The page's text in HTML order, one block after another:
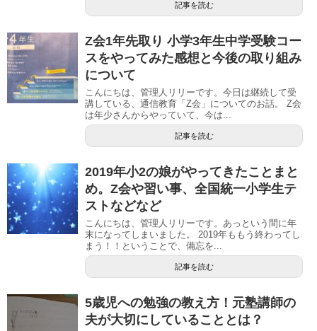
記事を読む
Z会1年先取り 小学3年生中学受験コー
スをやってみた感想と今後の取り組み
について
こんにちは、管理人リリーです。今日は継続して受
講している、通信教育「Z会」についてのお話。 Z会
は年少さんからやっていて、今は...
記事を読む
2019年小2の娘がやってきたことまと
め。Z会や習い事、全国統一小学生テ
ストなどなど
こんにちは、管理人リリーです。あっという間に年
末になってしまいました。 2019年ももう終わってし
まう！！ということで、備忘を...
記事を読む
5歳児への勉強の教え方！元塾講師の
夫が大切にしていることとは？